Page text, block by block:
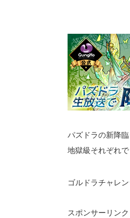
パズドラの新降
地獄級それぞれで
ゴルドラチャレ
スポンサーリンク